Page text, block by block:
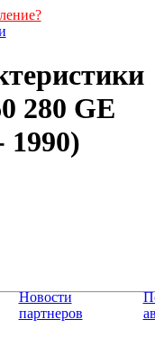
280 GE
1990)
Новости
партнеров